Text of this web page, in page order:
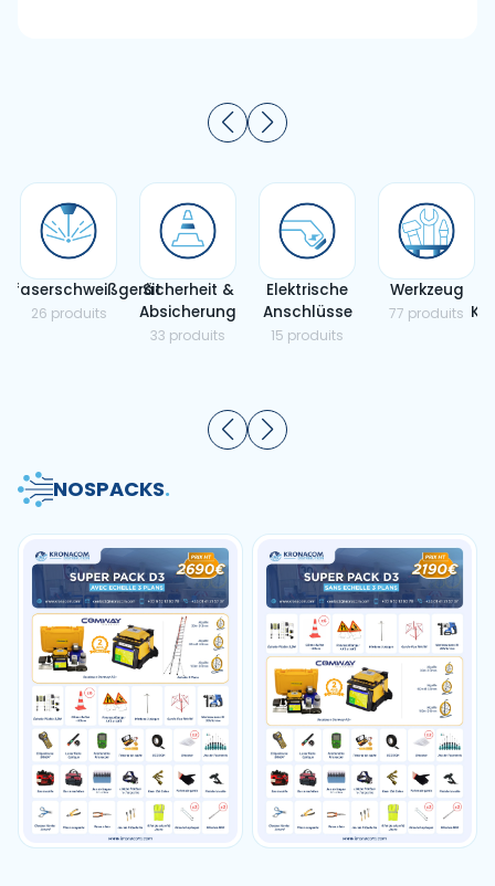
26 produits
Sicherheit &
Absicherung
33 produits
Elektrische
Anschlüsse
15 produits
Werkzeug
77 produits
NOSPACKS.